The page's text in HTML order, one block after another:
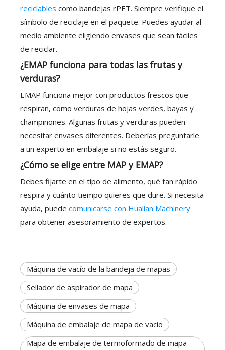
reciclables como bandejas rPET. Siempre verifique el
símbolo de reciclaje en el paquete. Puedes ayudar al
medio ambiente eligiendo envases que sean fáciles
de reciclar.
¿EMAP funciona para todas las frutas y
verduras?
EMAP funciona mejor con productos frescos que
respiran, como verduras de hojas verdes, bayas y
champiñones. Algunas frutas y verduras pueden
necesitar envases diferentes. Deberías preguntarle
a un experto en embalaje si no estás seguro.
¿Cómo se elige entre MAP y EMAP?
Debes fijarte en el tipo de alimento, qué tan rápido
respira y cuánto tiempo quieres que dure. Si necesita
ayuda, puede comunicarse con Hualian Machinery
para obtener asesoramiento de expertos.
Máquina de vacío de la bandeja de mapas
Sellador de aspirador de mapa
Máquina de envases de mapa
Máquina de embalaje de mapa de vacío
Mapa de embalaje de termoformado de mapa